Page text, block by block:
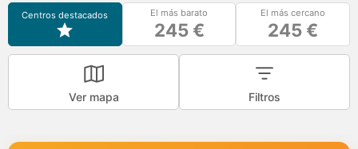
Centros destacados El más barato
245 €
El más cercano
245 €
Ver mapa Filtros